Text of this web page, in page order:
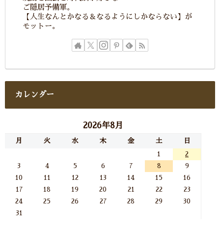
ご隠居予備軍。
【人生なんとかなる＆なるようにしかならない】が
モットー。
カレンダー
2026年8月
月 火 水 木 金 土 日
1
2
3
4 5 6 7 8
9
10
11 12 13 14 15
16
17
18 19 20 21 22
23
24
25 26 27 28 29
30
31